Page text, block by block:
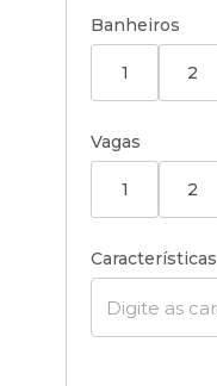
Banheiros
1 2
Vagas
1 2
Características